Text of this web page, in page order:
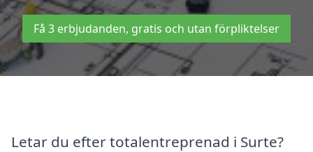
Få 3 erbjudanden, gratis och utan förpliktelser
Letar du efter totalentreprenad i Surte?